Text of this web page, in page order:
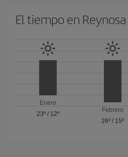
El tiempo en Reynosa
Enero
23º/ 12º
Febrero
26º/ 15º